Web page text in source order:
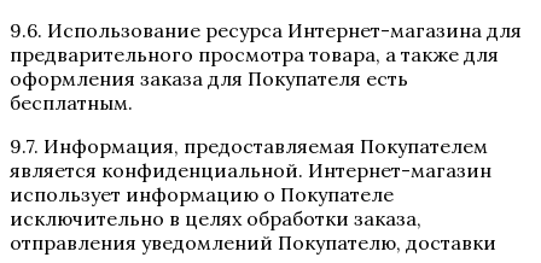
9.6. Использование ресурса Интернет-магазина для
предварительного просмотра товара, а также для
оформления заказа для Покупателя есть
бесплатным.
9.7. Информация, предоставляемая Покупателем
является конфиденциальной. Интернет-магазин
использует информацию о Покупателе
исключительно в целях обработки заказа,
отправления уведомлений Покупателю, доставки